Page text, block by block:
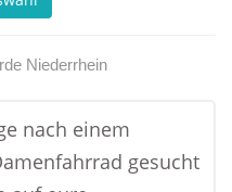
Niederrhein
nach einem
gesucht